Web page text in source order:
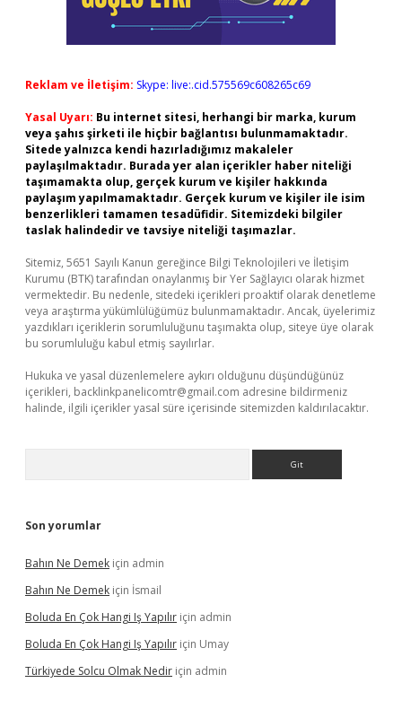
Reklam ve İletişim: Skype: live:.cid.575569c608265c69
Yasal Uyarı: Bu internet sitesi, herhangi bir marka, kurum
veya şahıs şirketi ile hiçbir bağlantısı bulunmamaktadır.
Sitede yalnızca kendi hazırladığımız makaleler
paylaşılmaktadır. Burada yer alan içerikler haber niteliği
taşımamakta olup, gerçek kurum ve kişiler hakkında
paylaşım yapılmamaktadır. Gerçek kurum ve kişiler ile isim
benzerlikleri tamamen tesadüfidir. Sitemizdeki bilgiler
taslak halindedir ve tavsiye niteliği taşımazlar.
Sitemiz, 5651 Sayılı Kanun gereğince Bilgi Teknolojileri ve İletişim
Kurumu (BTK) tarafından onaylanmış bir Yer Sağlayıcı olarak hizmet
vermektedir. Bu nedenle, sitedeki içerikleri proaktif olarak denetleme
veya araştırma yükümlülüğümüz bulunmamaktadır. Ancak, üyelerimiz
yazdıkları içeriklerin sorumluluğunu taşımakta olup, siteye üye olarak
bu sorumluluğu kabul etmiş sayılırlar.
Hukuka ve yasal düzenlemelere aykırı olduğunu düşündüğünüz
içerikleri, backlinkpanelicomtr@gmail.com adresine bildirmeniz
halinde, ilgili içerikler yasal süre içerisinde sitemizden kaldırılacaktır.
Son yorumlar
Bahın Ne Demek için admin
Bahın Ne Demek için İsmail
Boluda En Çok Hangi Iş Yapılır için admin
Boluda En Çok Hangi Iş Yapılır için Umay
Türkiyede Solcu Olmak Nedir için admin